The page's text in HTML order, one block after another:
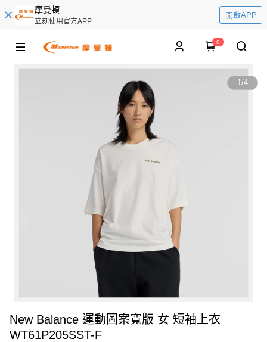
摩曼頓
立刻使用官方APP
開啟APP
0
1/4
New Balance 運動圖案寬版 女 短袖上衣
WT61P205SST-F